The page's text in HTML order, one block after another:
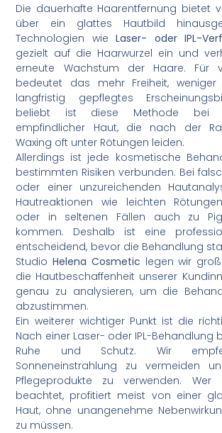
Die dauerhafte Haarentfernung bietet
über ein glattes Hautbild
Technologien wieLaser- oder IPL-
gezielt auf die Haarwurzel ein und
erneute Wachstum der Haare. Für
bedeutet das mehr Freiheit,
langfristig gepflegtes
beliebt ist diese Methode bei
empfindlicher Haut, die nach der
Waxing oft unter Rötungen leiden.
Allerdings ist jede kosmetische
bestimmten Risiken verbunden. Bei
oder einer unzureichenden
Hautreaktionen wie leichten
oder in seltenen Fällen auch zu
kommen. Deshalb ist eine
entscheidend, bevor die Behandlung
StudioHelena Cosmetic legen wir
die Hautbeschaffenheit unserer
genau zu analysieren, um die
abzustimmen.
Ein weiterer wichtiger Punkt ist die
Nach einer Laser- oder IPL-Behandlung
Ruhe und Schutz. Wir
Sonneneinstrahlung zu vermeiden
Pflegeprodukte zu verwenden. Wer
beachtet, profitiert meist von einer
Haut, ohne unangenehme
zu müssen.